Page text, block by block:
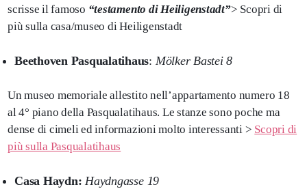
scrisse il famoso “testamento di Heiligenstadt”> Scopri di
più sulla casa/museo di Heiligenstadt
Beethoven Pasqualatihaus: Mölker Bastei 8
Un museo memoriale allestito nell’appartamento numero 18
al 4° piano della Pasqualatihaus. Le stanze sono poche ma
dense di cimeli ed informazioni molto interessanti > Scopri di
più sulla Pasqualatihaus
Casa Haydn: Haydngasse 19